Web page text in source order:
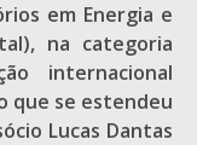
em Energia e
na categoria
internacional
que se estendeu
Lucas Dantas